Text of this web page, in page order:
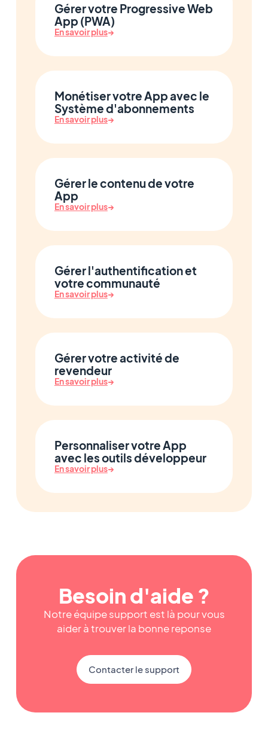
Gérer votre Progressive Web
App (PWA)
En savoir plus→
Monétiser votre App avec le
Système d'abonnements
En savoir plus→
Gérer le contenu de votre
App
En savoir plus→
Gérer l'authentification et
votre communauté
En savoir plus→
Gérer votre activité de
revendeur
En savoir plus→
Personnaliser votre App
avec les outils développeur
En savoir plus→
Besoin d'aide ?
Notre équipe support est là pour vous
aider à trouver la bonne reponse
Contacter le support